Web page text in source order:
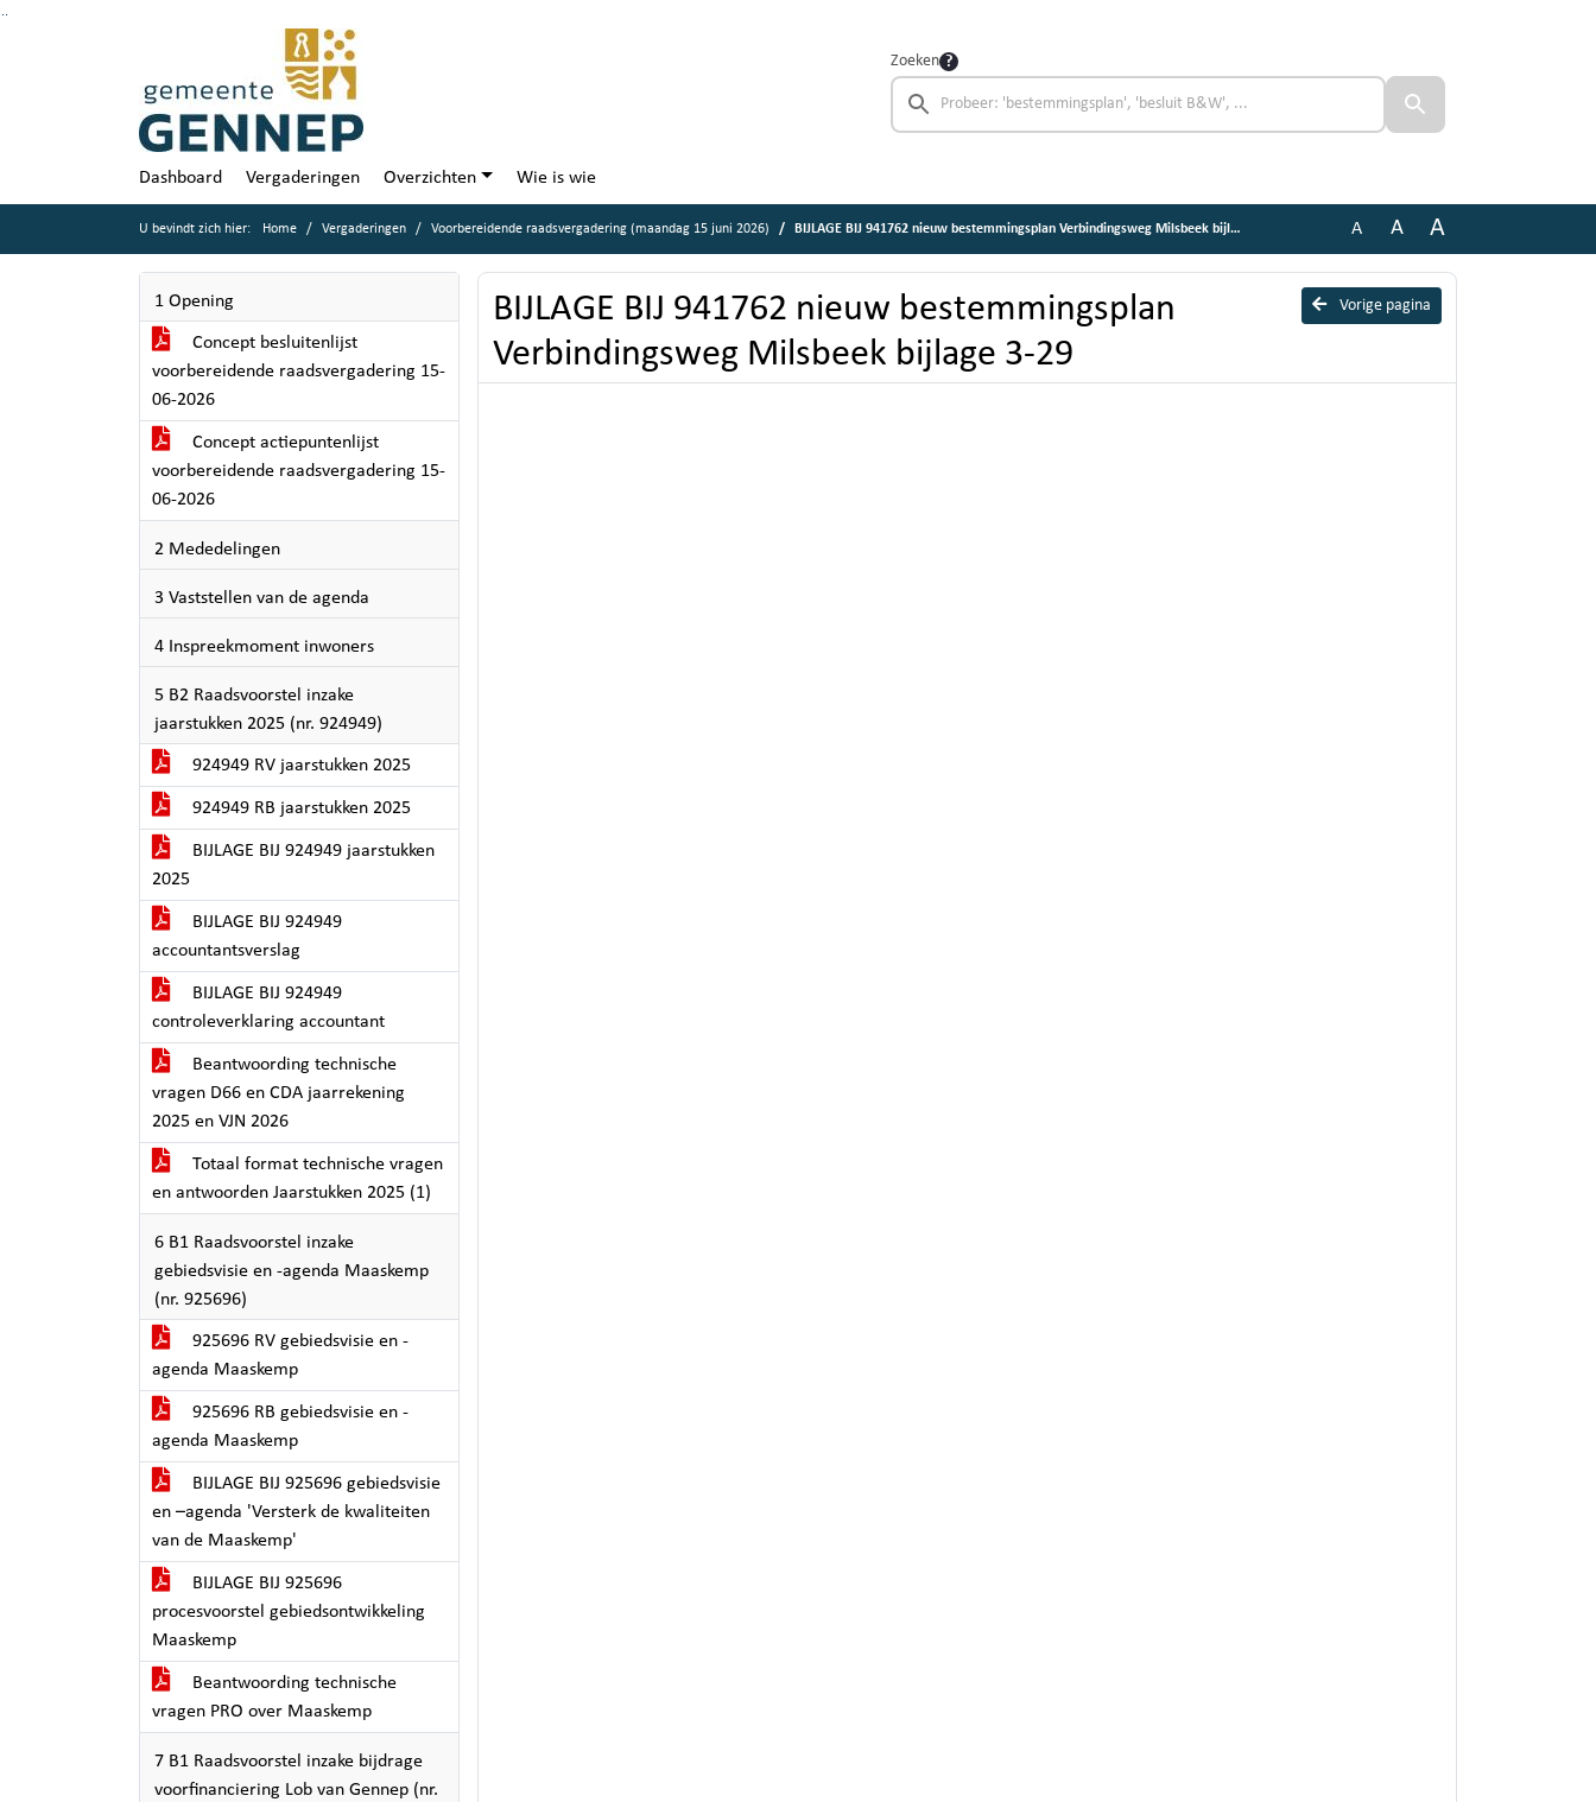
Zoeken
Dashboard Vergaderingen Overzichten Wie is wie
U bevindt zich hier: Home Vergaderingen Voorbereidende raadsvergadering (maandag 15 juni 2026) BIJLAGE BIJ 941762 nieuw bestemmingsplan Verbindingsweg Milsbeek bijlage 3-29 A A A
1 Opening
Concept besluitenlijst
voorbereidende raadsvergadering 15-
06-2026
Concept actiepuntenlijst
voorbereidende raadsvergadering 15-
06-2026
2 Mededelingen
3 Vaststellen van de agenda
4 Inspreekmoment inwoners
5 B2 Raadsvoorstel inzake
jaarstukken 2025 (nr. 924949)
924949 RV jaarstukken 2025
924949 RB jaarstukken 2025
BIJLAGE BIJ 924949 jaarstukken
2025
BIJLAGE BIJ 924949
accountantsverslag
BIJLAGE BIJ 924949
controleverklaring accountant
Beantwoording technische
vragen D66 en CDA jaarrekening
2025 en VJN 2026
Totaal format technische vragen
en antwoorden Jaarstukken 2025 (1)
6 B1 Raadsvoorstel inzake
gebiedsvisie en -agenda Maaskemp
(nr. 925696)
925696 RV gebiedsvisie en -
agenda Maaskemp
925696 RB gebiedsvisie en -
agenda Maaskemp
BIJLAGE BIJ 925696 gebiedsvisie
en –agenda 'Versterk de kwaliteiten
van de Maaskemp'
BIJLAGE BIJ 925696
procesvoorstel gebiedsontwikkeling
Maaskemp
Beantwoording technische
vragen PRO over Maaskemp
7 B1 Raadsvoorstel inzake bijdrage
voorfinanciering Lob van Gennep (nr.
Vorige pagina
BIJLAGE BIJ 941762 nieuw bestemmingsplan
Verbindingsweg Milsbeek bijlage 3-29